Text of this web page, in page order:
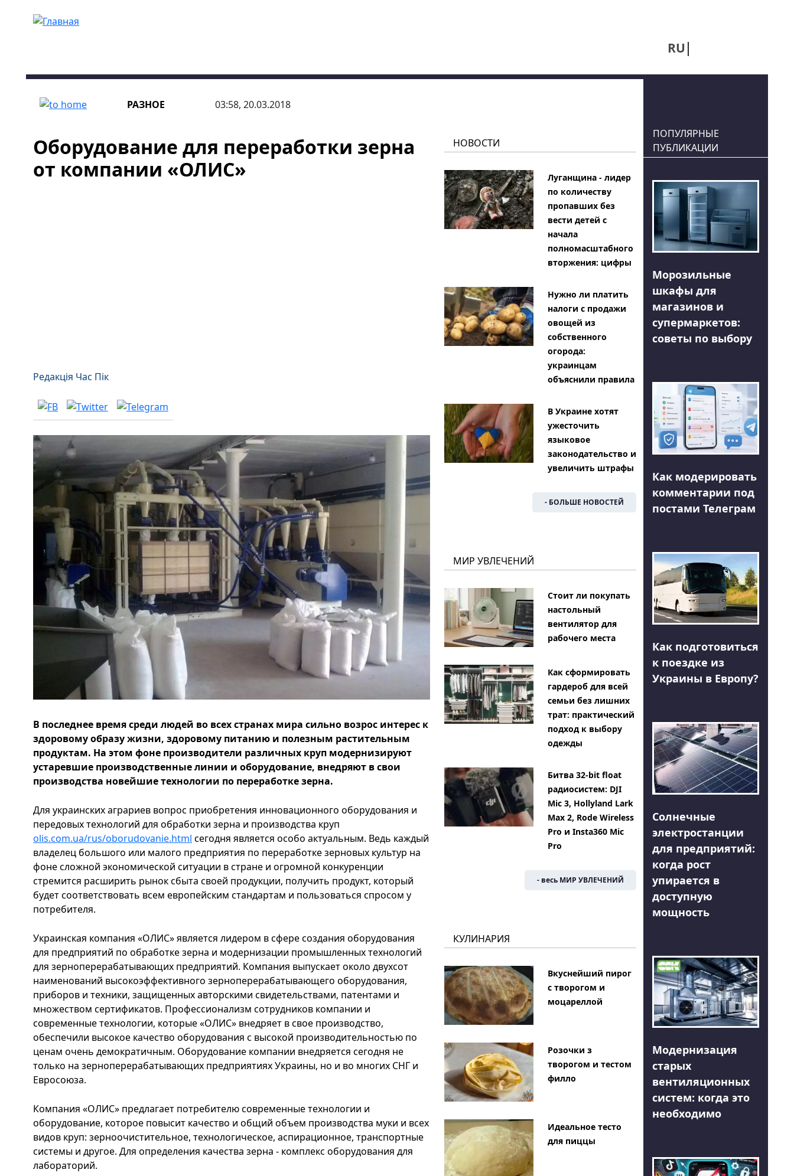
RU
РАЗНОЕ 03:58, 20.03.2018
Оборудование для переработки зерна
от компании «ОЛИС»
Редакція Час Пік
В последнее время среди людей во всех странах мира сильно возрос интерес к
здоровому образу жизни, здоровому питанию и полезным растительным
продуктам. На этом фоне производители различных круп модернизируют
устаревшие производственные линии и оборудование, внедряют в свои
производства новейшие технологии по переработке зерна.
Для украинских аграриев вопрос приобретения инновационного оборудования и
передовых технологий для обработки зерна и производства круп
olis.com.ua/rus/oborudovanie.html сегодня является особо актуальным. Ведь каждый
владелец большого или малого предприятия по переработке зерновых культур на
фоне сложной экономической ситуации в стране и огромной конкуренции
стремится расширить рынок сбыта своей продукции, получить продукт, который
будет соответствовать всем европейским стандартам и пользоваться спросом у
потребителя.
Украинская компания «ОЛИС» является лидером в сфере создания оборудования
для предприятий по обработке зерна и модернизации промышленных технологий
для зерноперерабатывающих предприятий. Компания выпускает около двухсот
наименований высокоэффективного зерноперерабатывающего оборудования,
приборов и техники, защищенных авторскими свидетельствами, патентами и
множеством сертификатов. Профессионализм сотрудников компании и
современные технологии, которые «ОЛИС» внедряет в свое производство,
обеспечили высокое качество оборудования с высокой производительностью по
ценам очень демократичным. Оборудование компании внедряется сегодня не
только на зерноперерабатывающих предприятиях Украины, но и во многих СНГ и
Евросоюза.
Компания «ОЛИС» предлагает потребителю современные технологии и
оборудование, которое повысит качество и общий объем производства муки и всех
видов круп: зерноочистительное, технологическое, аспирационное, транспортные
системы и другое. Для определения качества зерна - комплекс оборудования для
лабораторий.
НОВОСТИ
Луганщина - лидер
по количеству
пропавших без
вести детей с
начала
полномасштабного
вторжения: цифры
Нужно ли платить
налоги с продажи
овощей из
собственного
огорода:
украинцам
объяснили правила
В Украине хотят
ужесточить
языковое
законодательство и
увеличить штрафы
- БОЛЬШЕ НОВОСТЕЙ
МИР УВЛЕЧЕНИЙ
Стоит ли покупать
настольный
вентилятор для
рабочего места
Как сформировать
гардероб для всей
семьи без лишних
трат: практический
подход к выбору
одежды
Битва 32-bit float
радиосистем: DJI
Mic 3, Hollyland Lark
Max 2, Rode Wireless
Pro и Insta360 Mic
Pro
- весь МИР УВЛЕЧЕНИЙ
КУЛИНАРИЯ
Вкуснейший пирог
с творогом и
моцареллой
Розочки з
творогом и тестом
филло
Идеальное тесто
для пиццы
ПОПУЛЯРНЫЕ
ПУБЛИКАЦИИ
Морозильные
шкафы для
магазинов и
супермаркетов:
советы по выбору
Как модерировать
комментарии под
постами Телеграм
Как подготовиться
к поездке из
Украины в Европу?
Солнечные
электростанции
для предприятий:
когда рост
упирается в
доступную
мощность
Модернизация
старых
вентиляционных
систем: когда это
необходимо